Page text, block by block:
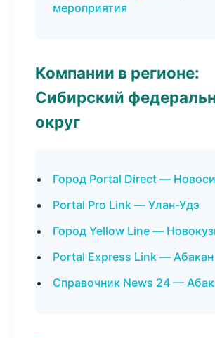
мероприятия
Компании в регионе:
Сибирский
округ
Город Portal Direct —
Portal Pro Link — Улан-Удэ
Город Yellow Line —
Portal Express Link — Абакан
Справочник News 24 —